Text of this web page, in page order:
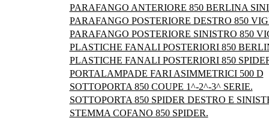
PARAFANGO ANTERIORE 850 BERLINA
PARAFANGO POSTERIORE DESTRO 850
PARAFANGO POSTERIORE SINISTRO 850
PLASTICHE FANALI POSTERIORI 850
PLASTICHE FANALI POSTERIORI 850
PORTALAMPADE FARI ASIMMETRICI 500 D
SOTTOPORTA 850 COUPE 1^-2^-3^ SERIE.
SOTTOPORTA 850 SPIDER DESTRO E
STEMMA COFANO 850 SPIDER.